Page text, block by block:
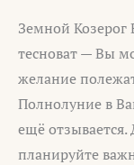
Земной Козерог
тесноват — Вы
желание
Полнолуние в
ещё
планируйте